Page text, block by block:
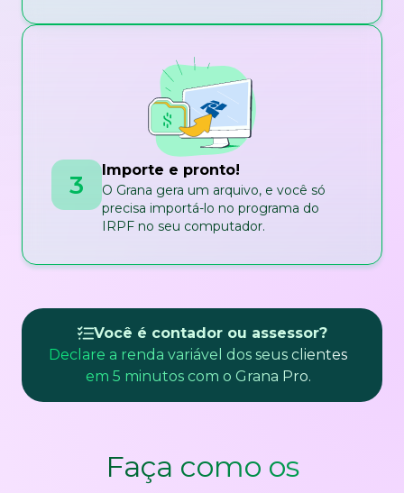
3 Importe e pronto!
O Grana gera um arquivo, e você só
precisa importá-lo no programa do
IRPF no seu computador.
Você é contador ou assessor?
Declare a renda variável dos seus clientes
em 5 minutos com o Grana Pro.
Faça como os